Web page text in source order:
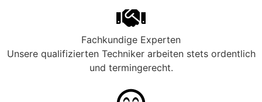
Fachkundige Experten
Unsere qualifizierten Techniker arbeiten stets ordentlich
und termingerecht.